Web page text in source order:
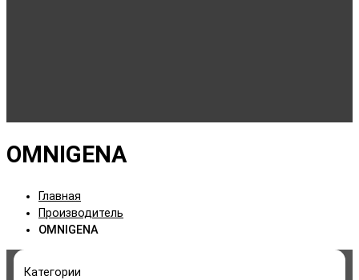
OMNIGENA
Главная
Производитель
OMNIGENA
Категории